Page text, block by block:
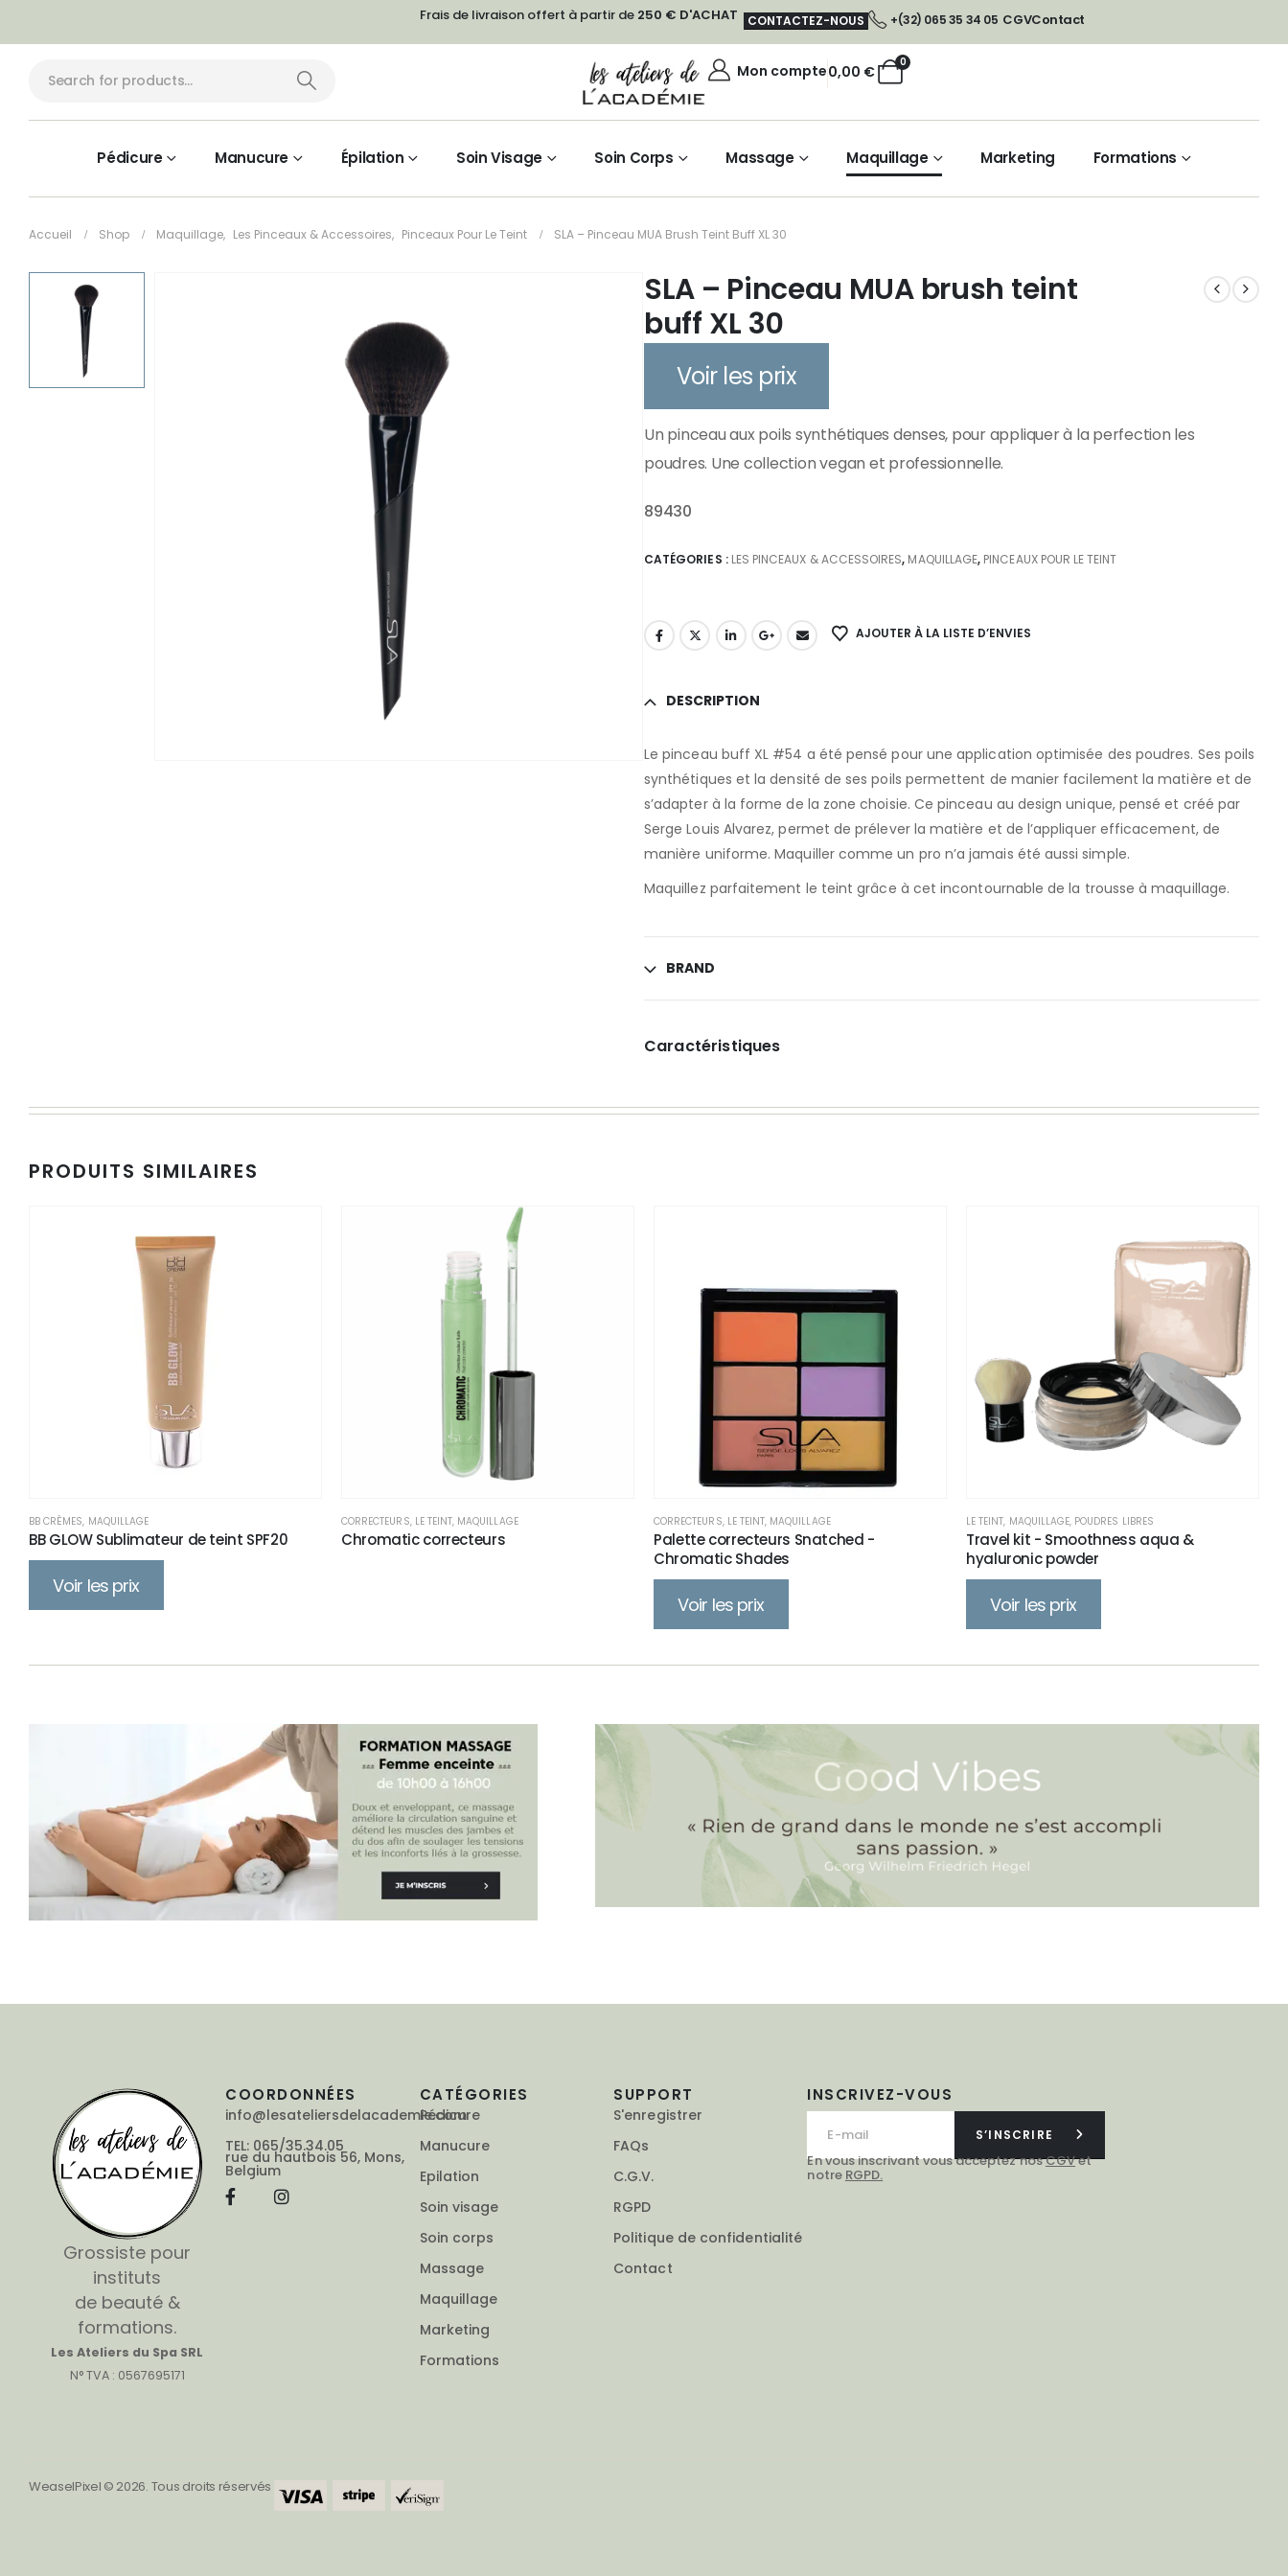
Frais de livraison offert à partir de 250 € D'ACHAT CONTACTEZ-NOUS +(32) 065 35 34 05 CGVContact
Mon compte 0
0,00 €
Pédicure Manucure Épilation Soin Visage Soin Corps Massage Maquillage Marketing Formations
Accueil Shop Maquillage, Les Pinceaux & Accessoires, Pinceaux Pour Le Teint SLA – Pinceau MUA Brush Teint Buff XL 30
SLA – Pinceau MUA brush teint
buff XL 30
Voir les prix
Un pinceau aux poils synthétiques denses, pour appliquer à la perfection les
poudres. Une collection vegan et professionnelle.
89430
CATÉGORIES : LES PINCEAUX & ACCESSOIRES, MAQUILLAGE, PINCEAUX POUR LE TEINT
AJOUTER À LA LISTE D’ENVIES
DESCRIPTION
Le pinceau buff XL #54 a été pensé pour une application optimisée des poudres. Ses poils
synthétiques et la densité de ses poils permettent de manier facilement la matière et de
s’adapter à la forme de la zone choisie. Ce pinceau au design unique, pensé et créé par
Serge Louis Alvarez, permet de prélever la matière et de l’appliquer efficacement, de
manière uniforme. Maquiller comme un pro n’a jamais été aussi simple.
Maquillez parfaitement le teint grâce à cet incontournable de la trousse à maquillage.
BRAND
Caractéristiques
PRODUITS SIMILAIRES
BB CRÈMES, MAQUILLAGE
BB GLOW Sublimateur de teint SPF20
Voir les prix
CORRECTEURS, LE TEINT, MAQUILLAGE
Chromatic correcteurs
CORRECTEURS, LE TEINT, MAQUILLAGE
Palette correcteurs Snatched -
Chromatic Shades
Voir les prix
LE TEINT, MAQUILLAGE, POUDRES LIBRES
Travel kit - Smoothness aqua &
hyaluronic powder
Voir les prix
Grossiste pour
instituts
de beauté &
formations.
Les Ateliers du Spa SRL
N° TVA : 0567695171
INSCRIVEZ-VOUS
S’INSCRIRE
En vous inscrivant vous acceptez nosCGVet
notre RGPD.
COORDONNÉES
info@lesateliersdelacademie.com
TEL: 065/35.34.05
rue du hautbois 56, Mons,
Belgium
CATÉGORIES
Pédicure
Manucure
Epilation
Soin visage
Soin corps
Massage
Maquillage
Marketing
Formations
SUPPORT
S'enregistrer
FAQs
C.G.V.
RGPD
Politique de confidentialité
Contact
WeaselPixel © 2026. Tous droits réservés